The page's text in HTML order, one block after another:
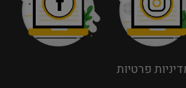
פרטיות